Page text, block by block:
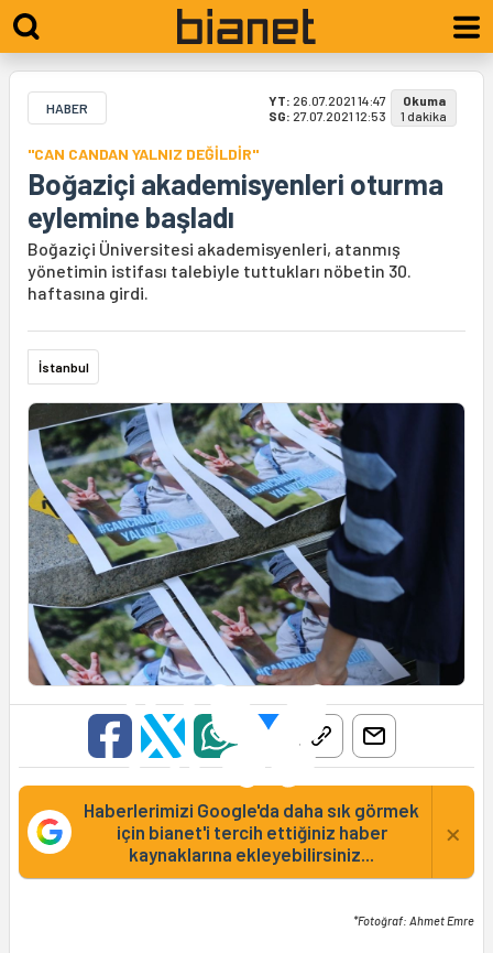
HABER YT: 26.07.2021 14:47
SG: 27.07.2021 12:53
Okuma
1 dakika
"CAN CANDAN YALNIZ DEĞİLDİR"
Boğaziçi akademisyenleri oturma
eylemine başladı
Boğaziçi Üniversitesi akademisyenleri, atanmış
yönetimin istifası talebiyle tuttukları nöbetin 30.
haftasına girdi.
İstanbul
Haberlerimizi Google'da daha sık görmek
için bianet'i tercih ettiğiniz haber
kaynaklarına ekleyebilirsiniz...
×
*Fotoğraf: Ahmet Emre